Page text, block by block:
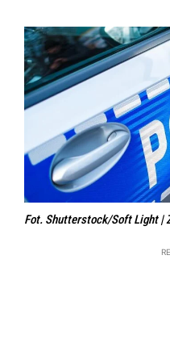
Fot. Shutterstock/Soft Light |